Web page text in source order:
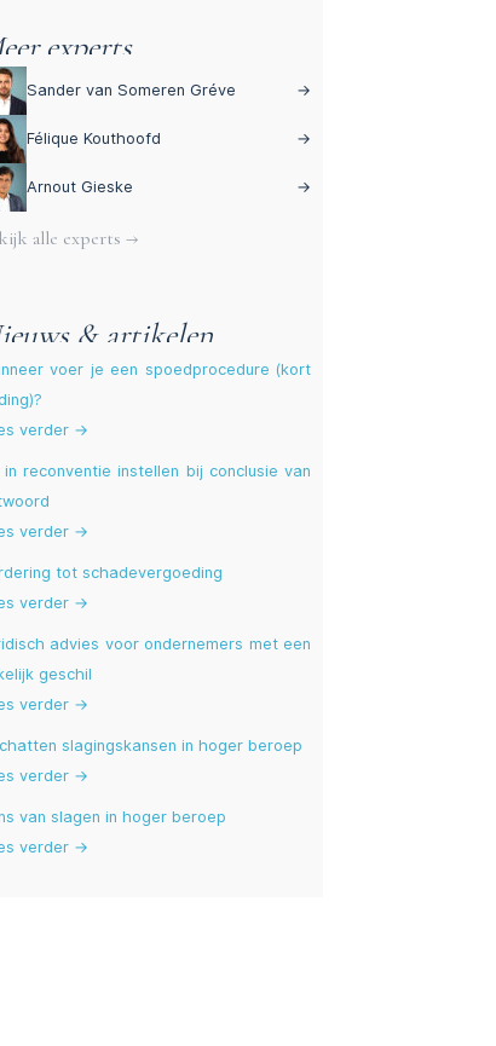
experts
Sander van Someren Gréve →
Félique Kouthoofd →
Arnout Gieske →
alle experts →
& artikelen
voer je een spoedprocedure (kort
verder →
in reconventie instellen bij conclusie van
verder →
tot schadevergoeding
verder →
advies voor ondernemers met een
geschil
verder →
slagingskansen in hoger beroep
verder →
van slagen in hoger beroep
verder →